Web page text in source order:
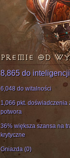
PREMIE OD
8,865 do inteligencji
6,048 do witalności
1,066 pkt. doświadczenia
potwora
36% większa szansa na
krytyczne
Gniazda (0)